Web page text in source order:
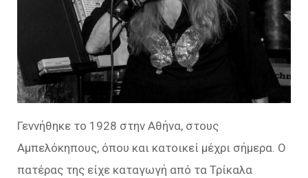
Γεννήθηκε το 1928 στην Αθήνα, στους
Αμπελόκηπους, όπου και κατοικεί μέχρι σήμερα. Ο
πατέρας της είχε καταγωγή από τα Τρίκαλα